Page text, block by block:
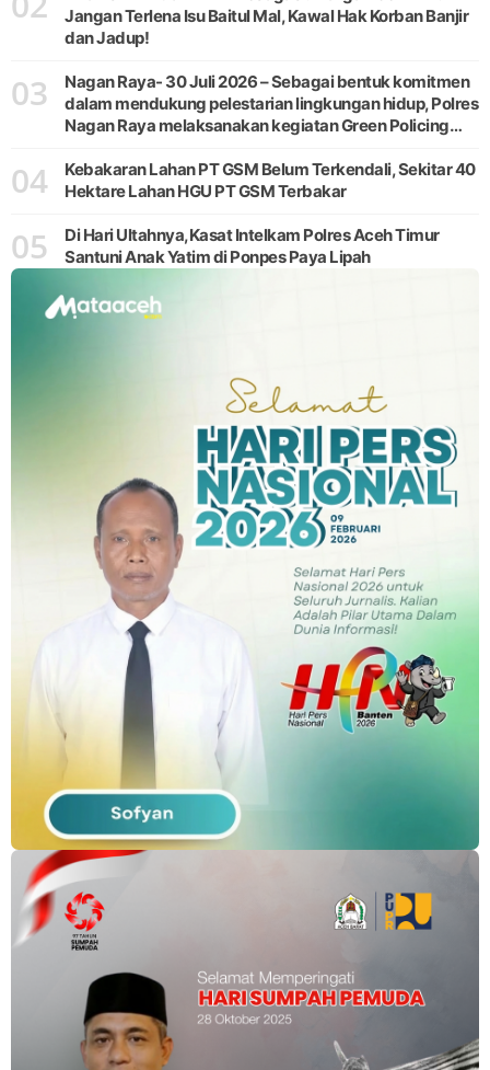
Jangan Terlena Isu Baitul Mal, Kawal Hak Korban Banjir
dan Jadup!
03
Nagan Raya- 30 Juli 2026 – Sebagai bentuk komitmen
dalam mendukung pelestarian lingkungan hidup, Polres
Nagan Raya melaksanakan kegiatan Green Policing
Kecamatan Beutong, Kabupaten
04
Kebakaran Lahan PT GSM Belum Terkendali, Sekitar 40
Hektare Lahan HGU PT GSM Terbakar
05
Di Hari Ultahnya,Kasat Intelkam Polres Aceh Timur
Santuni Anak Yatim di Ponpes Paya Lipah